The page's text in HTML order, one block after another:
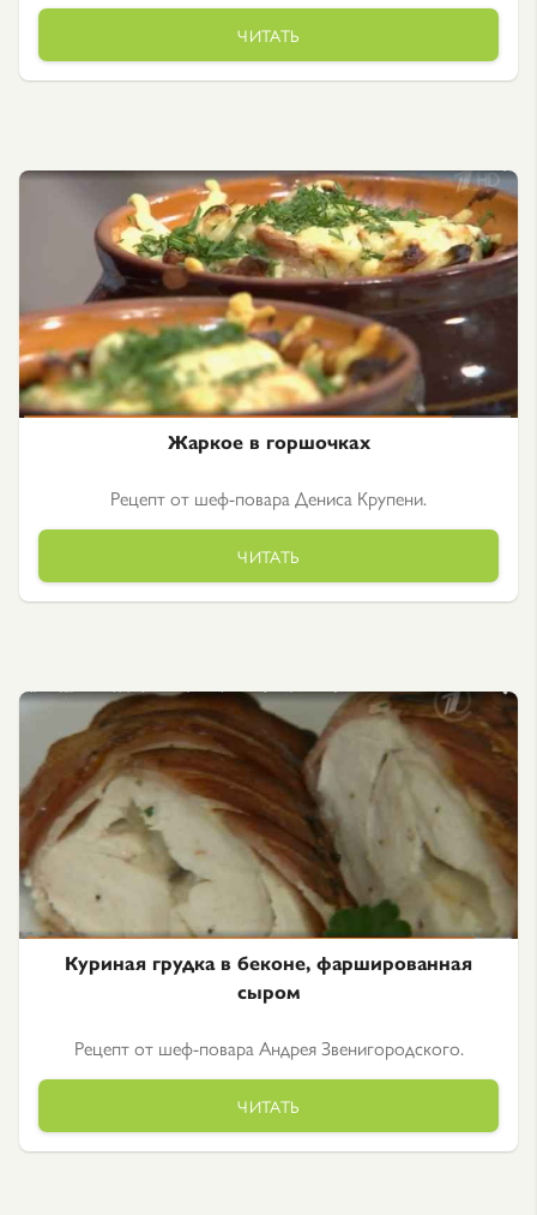
ЧИТАТЬ
Жаркое в горшочках
Рецепт от шеф-повара Дениса Крупени.
ЧИТАТЬ
Куриная грудка в беконе, фаршированная
сыром
Рецепт от шеф-повара Андрея Звенигородского.
ЧИТАТЬ